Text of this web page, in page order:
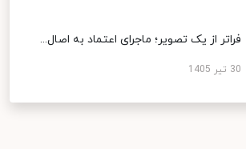
فراتر از یک تصویر؛ ماجرای اعتماد به اصال...
30 تیر 1405